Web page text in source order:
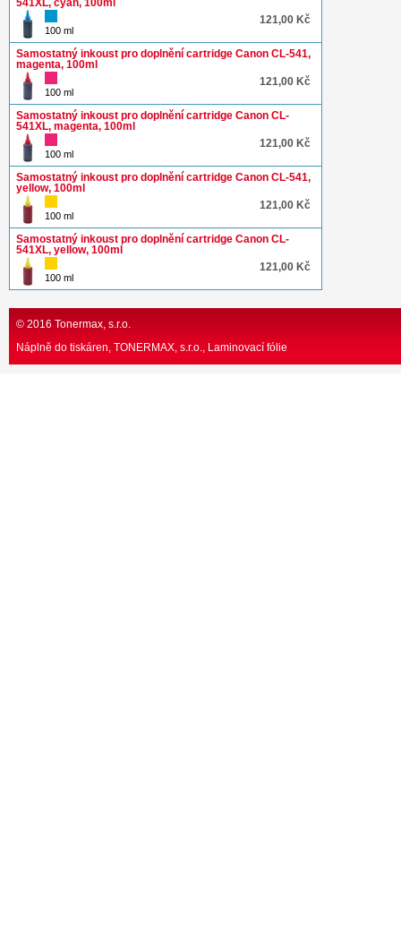
541XL, cyan, 100ml
121,00 Kč
100 ml
Samostatný inkoust pro doplnění cartridge Canon CL-541,
magenta, 100ml
121,00 Kč
100 ml
Samostatný inkoust pro doplnění cartridge Canon CL-
541XL, magenta, 100ml
121,00 Kč
100 ml
Samostatný inkoust pro doplnění cartridge Canon CL-541,
yellow, 100ml
121,00 Kč
100 ml
Samostatný inkoust pro doplnění cartridge Canon CL-
541XL, yellow, 100ml
121,00 Kč
100 ml
© 2016 Tonermax, s.r.o.
Náplně do tiskáren, TONERMAX, s.r.o. Laminovací fólie